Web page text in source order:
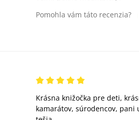
Pomohla vám táto recenzia?
Krásna knižočka pre deti,
kamarátov, súrodencov, pani